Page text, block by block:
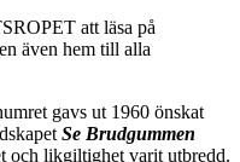
att läsa på
även hem till alla
gavs ut 1960 önskat
Se Brudgummen
och likgiltighet varit utbredd.